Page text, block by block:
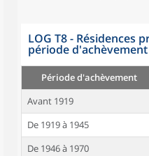
LOG T8 - Résidences
période d'achèvement
Période d'achèvement
Avant 1919
De 1919 à 1945
De 1946 à 1970